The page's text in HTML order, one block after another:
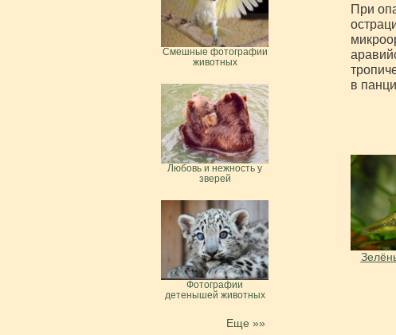
При
в
Смешные фотографии
животных
Любовь и нежность у
зверей
Фотографии
детенышей животных
Еще »»